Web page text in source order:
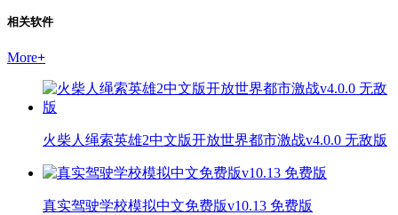
相关软件
More+
火柴人绳索英雄2中文版开放世界都市激战v4.0.0 无敌版
真实驾驶学校模拟中文免费版v10.13 免费版